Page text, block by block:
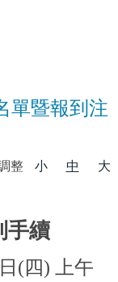
單暨報到注
整 小 中 大
手續
(四) 上午